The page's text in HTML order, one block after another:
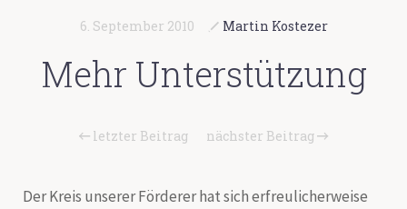
6. September 2010 Martin Kostezer
Mehr Unterstützung
letzter Beitrag nächster Beitrag
Der Kreis unserer Förderer hat sich erfreulicherweise